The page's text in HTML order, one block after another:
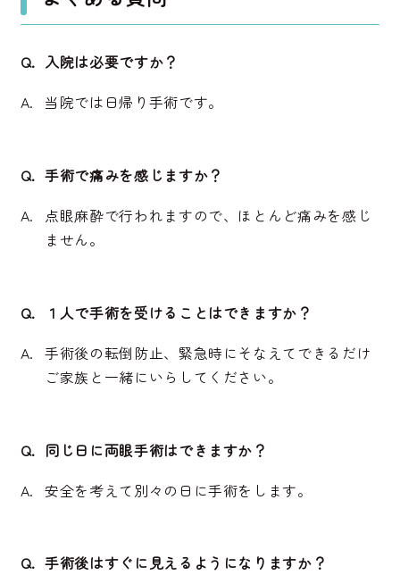
入院は必要ですか？
当院では日帰り手術です。
手術で痛みを感じますか？
点眼麻酔で行われますので、ほとんど痛みを感じ
ません。
１人で手術を受けることはできますか？
手術後の転倒防止、緊急時にそなえてできるだけ
ご家族と一緒にいらしてください。
同じ日に両眼手術はできますか？
安全を考えて別々の日に手術をします。
手術後はすぐに見えるようになりますか？